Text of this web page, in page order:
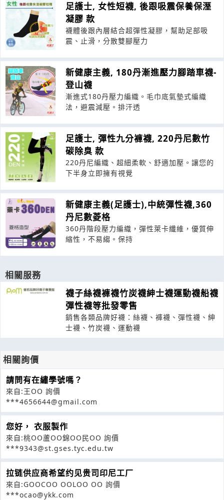
足護士, 女性短襪, 後跟吸震保養保溼
凝膠 款
襪體後跟內層結合超彈性凝膠，幫助足部吸
震、止滑，分散雙腳壓力
新健康主義, 180丹漸進壓力腳踏車襪-
登山襪
漸進式180丹壓力編織。毛巾底氣墊式編織
法，避震減壓。排汗透
足護士, 彈性九分褲襪, 220丹尼數竹
碳除臭 款
220丹尼編織、超細柔軟、舒適加壓。讓您的
下半身立即擁有視覺
新健康主義(足護士),中統彈性襪,360
丹尼數菱格
360丹階段壓力編織，彈性萊卡纖維，優質伸
縮性，不易縐。保持
相關服務
襪子絲襪褲襪竹炭襪紳士襪運動襪船襪
彈性襪等批發零售
銷售各類品牌好襪：絲襪、褲襪、彈性襪、紳
士襪、竹炭襪、運動襪
相關詢價
請問有在繡學號嗎？
來自:王OO 詢價
***4656644@gmail.com
您好， 衣服製作
來自:桃OO蘆OO錦OO民OO 詢價
***9343@st.gses.tyc.edu.tw
拉链供应商希望约见贵司印尼工厂
來自:GOOCOO OOLOO OO 詢價
***ocao@ykk.com